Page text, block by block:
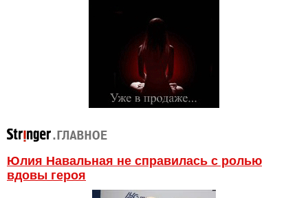
Юлия Навальная не справилась с ролью
вдовы героя